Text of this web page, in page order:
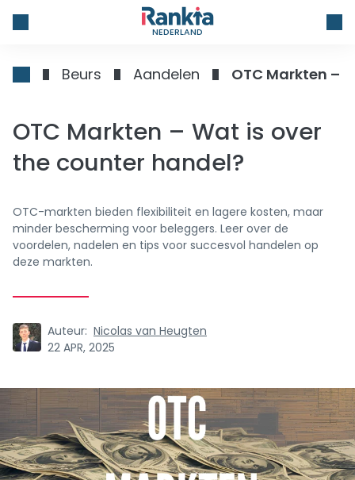
NEDERLAND
Beurs Aandelen OTC Markten –
OTC Markten – Wat is over
the counter handel?
OTC-markten bieden flexibiliteit en lagere kosten, maar
minder bescherming voor beleggers. Leer over de
voordelen, nadelen en tips voor succesvol handelen op
deze markten.
Auteur: Nicolas van Heugten
22 APR, 2025